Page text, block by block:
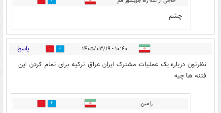
چشم
۱۰:۴۰ - ۱۴۰۵/۰۳/۱۹ 2 پاسخ
نظرتون درباره یک عملیات مشترک ایران عراق ترکیه برای تمام کردن این
فتنه ها چیه
رامین 0